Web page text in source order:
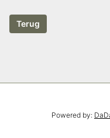
Powered by: